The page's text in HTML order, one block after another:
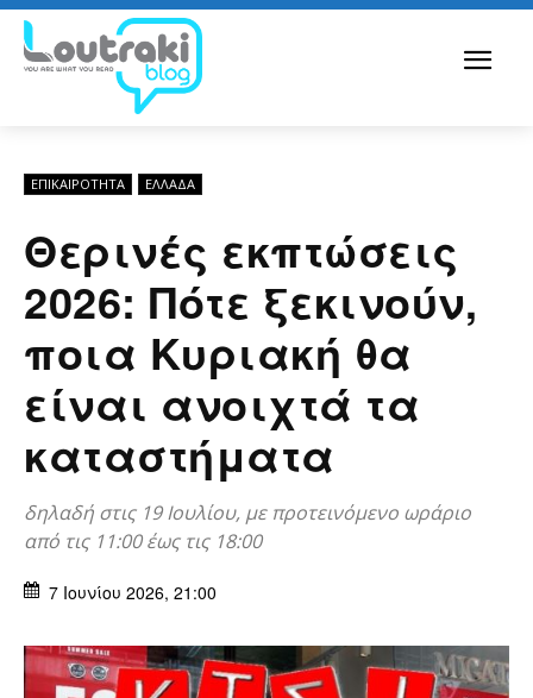
ΕΠΙΚΑΙΡΟΤΗΤΑ ΕΛΛΆΔΑ
Θερινές εκπτώσεις
2026: Πότε ξεκινούν,
ποια Κυριακή θα
είναι ανοιχτά τα
καταστήματα
δηλαδή στις 19 Ιουλίου, με προτεινόμενο ωράριο
από τις 11:00 έως τις 18:00
7 Ιουνίου 2026, 21:00